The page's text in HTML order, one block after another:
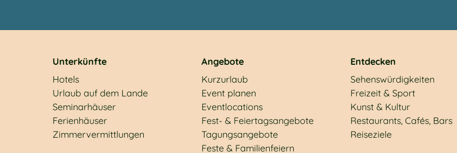
Unterkünfte
Hotels
Urlaub auf dem Lande
Seminarhäuser
Ferienhäuser
Zimmervermittlungen
Angebote
Kurzurlaub
Event planen
Eventlocations
Fest- & Feiertagsangebote
Tagungsangebote
Feste & Familienfeiern
Entdecken
Sehenswürdigkeiten
Freizeit & Sport
Kunst & Kultur
Restaurants, Cafés, Bars
Reiseziele